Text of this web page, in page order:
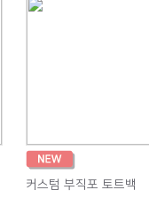
커스텀 부직포 토트백